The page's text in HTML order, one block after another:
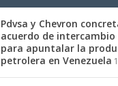
Pdvsa y Chevron
acuerdo de intercambio
para apuntalar la
petrolera en Venezuela